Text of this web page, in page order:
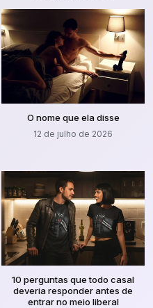
O nome que ela disse
12 de julho de 2026
10 perguntas que todo casal
deveria responder antes de
entrar no meio liberal